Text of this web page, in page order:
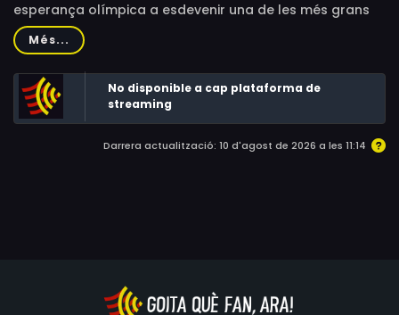
esperança olímpica a esdevenir una de les més grans
especialistes de caiac de tots els temps. Després del
descens de les aigües d’alguns dels rius més difícils del
món, es prepara per ser la primera dona a saltar una
cascada de trenta metres. Una lluita per trobar el seu
propi camí.
Més...
No disponible a cap plataforma de
streaming
Darrera actualització: 10 d'agost de 2026 a les 11:14